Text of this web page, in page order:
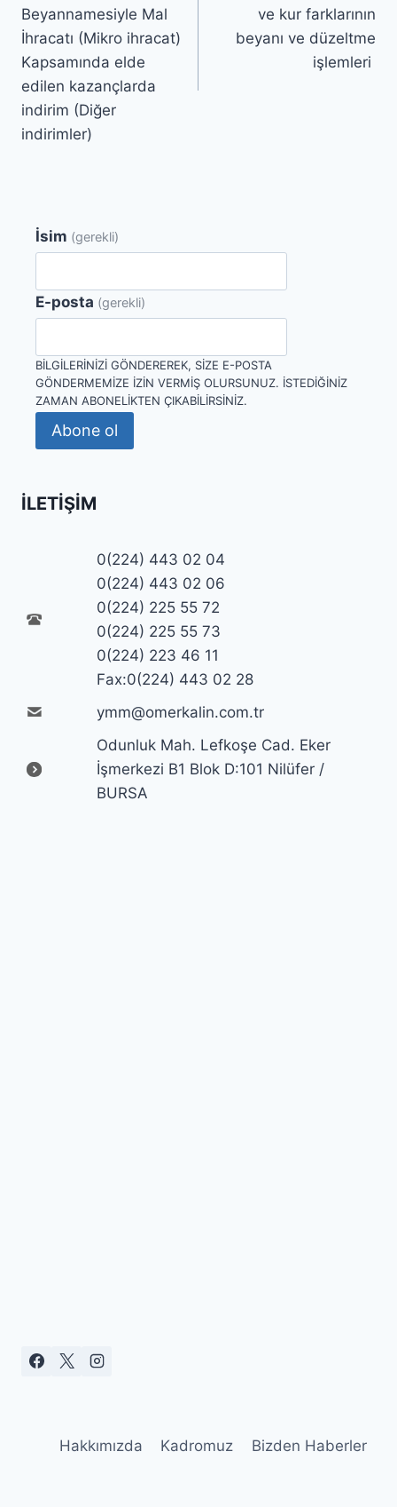
Beyannamesiyle Mal
İhracatı (Mikro ihracat)
Kapsamında elde
edilen kazançlarda
indirim (Diğer
indirimler)
ve kur farklarının
beyanı ve düzeltme
işlemleri
İsim (gerekli)
E-posta (gerekli)
BILGILERINIZI GÖNDEREREK, SIZE E-POSTA
GÖNDERMEMIZE IZIN VERMIŞ OLURSUNUZ. İSTEDIĞINIZ
ZAMAN ABONELIKTEN ÇIKABILIRSINIZ.
Abone ol
İLETIŞIM
0(224) 443 02 04
0(224) 443 02 06
0(224) 225 55 72
0(224) 225 55 73
0(224) 223 46 11
Fax:0(224) 443 02 28
ymm@omerkalin.com.tr
Odunluk Mah. Lefkoşe Cad. Eker
İşmerkezi B1 Blok D:101 Nilüfer /
BURSA
Hakkımızda Kadromuz Bizden Haberler